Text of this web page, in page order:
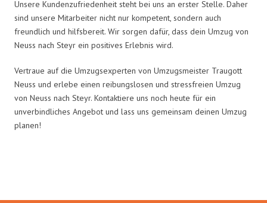
Unsere Kundenzufriedenheit steht bei uns an erster Stelle. Daher
sind unsere Mitarbeiter nicht nur kompetent, sondern auch
freundlich und hilfsbereit. Wir sorgen dafür, dass dein Umzug von
Neuss nach Steyr ein positives Erlebnis wird.
Vertraue auf die Umzugsexperten von Umzugsmeister Traugott
Neuss und erlebe einen reibungslosen und stressfreien Umzug
von Neuss nach Steyr. Kontaktiere uns noch heute für ein
unverbindliches Angebot und lass uns gemeinsam deinen Umzug
planen!